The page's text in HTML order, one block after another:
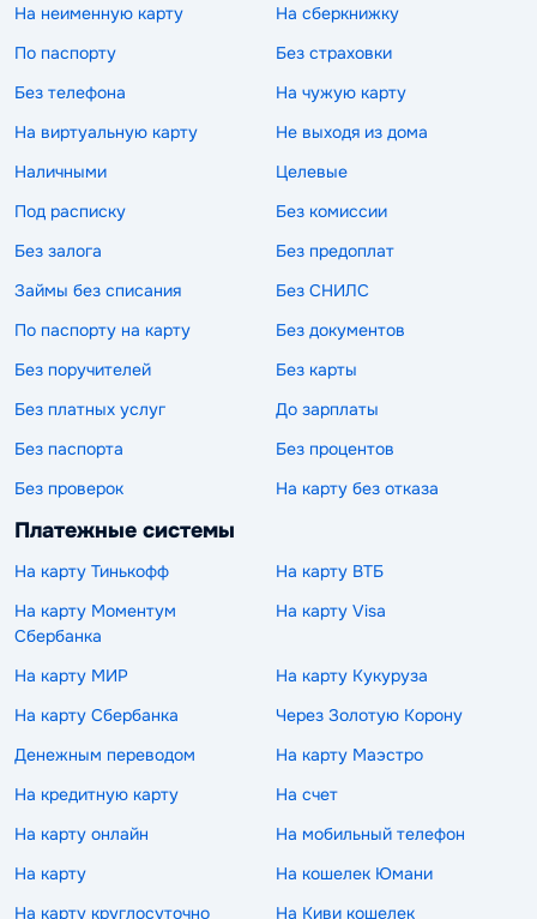
На неименную карту
На сберкнижку
По паспорту
Без страховки
Без телефона
На чужую карту
На виртуальную карту
Не выходя из дома
Наличными
Целевые
Под расписку
Без комиссии
Без залога
Без предоплат
Займы без списания
Без СНИЛС
По паспорту на карту
Без документов
Без поручителей
Без карты
Без платных услуг
До зарплаты
Без паспорта
Без процентов
Без проверок
На карту без отказа
Платежные системы
На карту Тинькофф
На карту ВТБ
На карту Моментум
Сбербанка
На карту Visa
На карту МИР
На карту Кукуруза
На карту Сбербанка
Через Золотую Корону
Денежным переводом
На карту Маэстро
На кредитную карту
На счет
На карту онлайн
На мобильный телефон
На карту
На кошелек Юмани
На карту круглосуточно
На Киви кошелек